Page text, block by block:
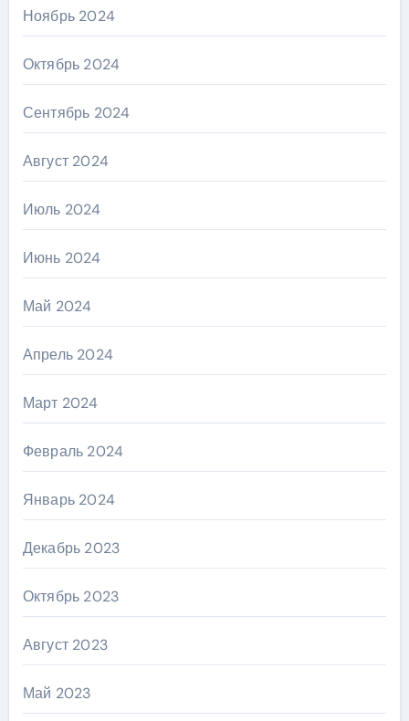
Ноябрь 2024
Октябрь 2024
Сентябрь 2024
Август 2024
Июль 2024
Июнь 2024
Май 2024
Апрель 2024
Март 2024
Февраль 2024
Январь 2024
Декабрь 2023
Октябрь 2023
Август 2023
Май 2023